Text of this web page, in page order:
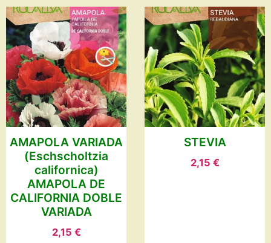
AMAPOLA VARIADA
(Eschscholtzia
californica)
AMAPOLA DE
CALIFORNIA DOBLE
VARIADA
2,15 €
STEVIA
2,15 €